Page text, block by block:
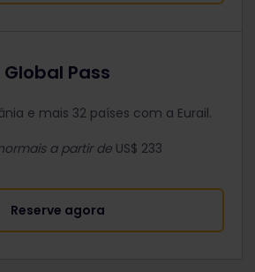
Global Pass
e mais 32 países com a Eurail.
a partir de US$ 233
Reserve agora